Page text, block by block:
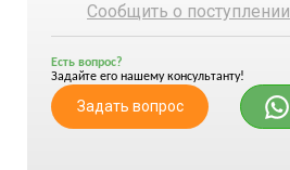
Сообщить о поступлении
Есть вопрос?
Задайте его нашему консультанту!
Задать вопрос